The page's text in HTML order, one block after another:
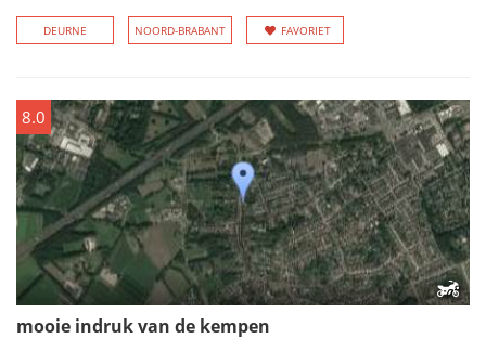
DEURNE NOORD-BRABANT FAVORIET
8.0
mooie indruk van de kempen